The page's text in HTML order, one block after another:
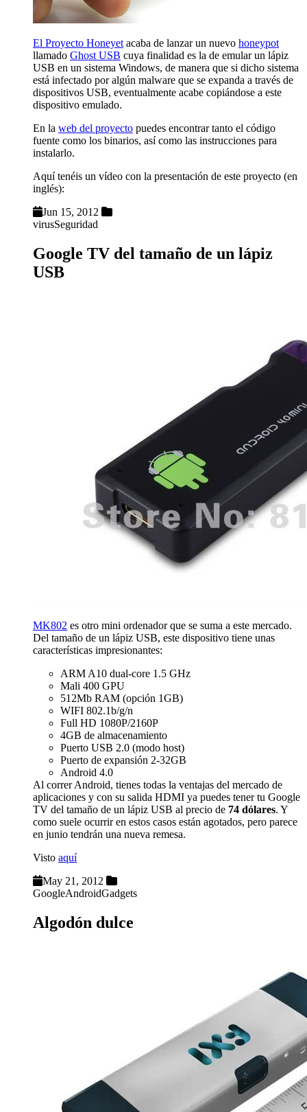
El Proyecto Honeyet acaba de lanzar un nuevo honeypot
llamado Ghost USB cuya finalidad es la de emular un lápiz
USB en un sistema Windows, de manera que si dicho sistema
está infectado por algún malware que se expanda a través de
dispositivos USB, eventualmente acabe copiándose a este
dispositivo emulado.
En la web del proyecto puedes encontrar tanto el código
fuente como los binarios, así como las instrucciones para
instalarlo.
Aquí tenéis un vídeo con la presentación de este proyecto (en
inglés):
Jun 15, 2012
virusSeguridad
Google TV del tamaño de un lápiz
USB
MK802 es otro mini ordenador que se suma a este mercado.
Del tamaño de un lápiz USB, este dispositivo tiene unas
características impresionantes:
ARM A10 dual-core 1.5 GHz
Mali 400 GPU
512Mb RAM (opción 1GB)
WIFI 802.1b/g/n
Full HD 1080P/2160P
4GB de almacenamiento
Puerto USB 2.0 (modo host)
Puerto de expansión 2-32GB
Android 4.0
Al correr Android, tienes todas la ventajas del mercado de
aplicaciones y con su salida HDMI ya puedes tener tu Google
TV del tamaño de un lápiz USB al precio de 74 dólares. Y
como suele ocurrir en estos casos están agotados, pero parece
en junio tendrán una nueva remesa.
Visto aquí
May 21, 2012
GoogleAndroidGadgets
Algodón dulce